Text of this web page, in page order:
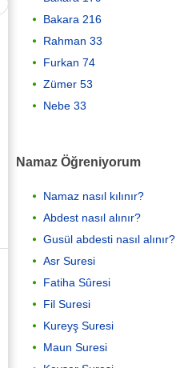
Bakara 216
Rahman 33
Furkan 74
Zümer 53
Nebe 33
Namaz Öğreniyorum
Namaz nasıl kılınır?
Abdest nasıl alınır?
Gusül abdesti nasıl alınır?
Asr Suresi
Fatiha Sûresi
Fil Suresi
Kureyş Suresi
Maun Suresi